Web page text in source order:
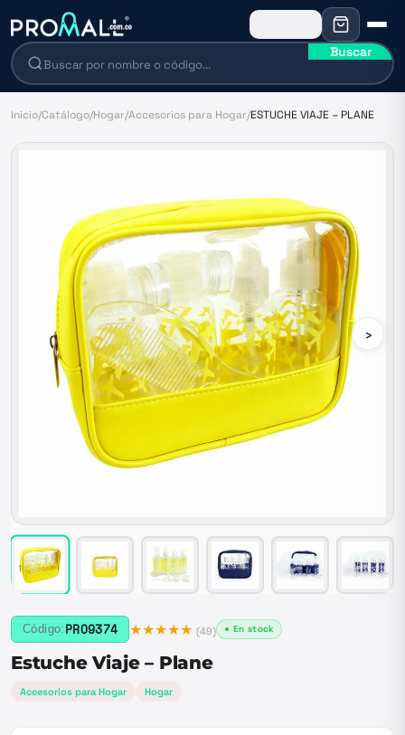
Buscar
Inicio/Catálogo/Hogar/Accesorios para Hogar/ESTUCHE VIAJE – PLANE
›
Código: PRO9374 ★★★★★ (49) ● En stock
Estuche Viaje – Plane
Accesorios para Hogar Hogar